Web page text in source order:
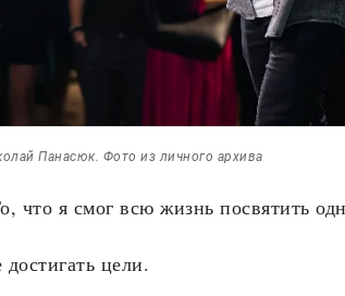
Панасюк. Фото из личного архива
я смог всю жизнь посвятить
цели.